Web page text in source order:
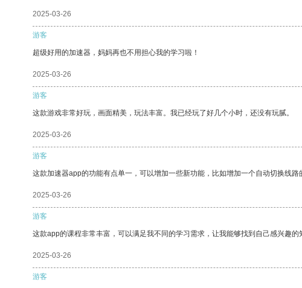
2025-03-26
游客
超级好用的加速器，妈妈再也不用担心我的学习啦！
2025-03-26
游客
这款游戏非常好玩，画面精美，玩法丰富。我已经玩了好几个小时，还没有玩腻。
2025-03-26
游客
这款加速器app的功能有点单一，可以增加一些新功能，比如增加一个自动切换线路
2025-03-26
游客
这款app的课程非常丰富，可以满足我不同的学习需求，让我能够找到自己感兴趣的
2025-03-26
游客